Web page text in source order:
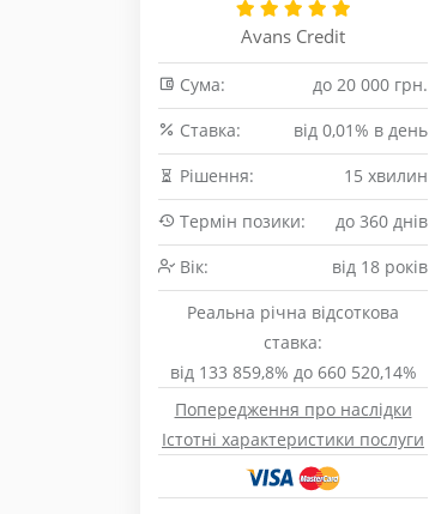
Avans Credit
Сума:
до 20 000 грн.
Cтавка:
від 0,01% в день
Рішення:
15 хвилин
Термін позики:
до 360 днів
Вік:
від 18 років
Реальна річна відсоткова
ставка:
від 133 859,8% до 660 520,14%
Попередження про наслідки
Істотні характеристики послуги